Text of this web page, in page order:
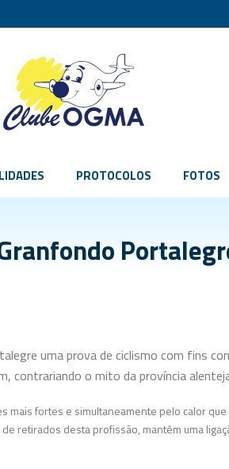
PROTOCOLOS FOTOS
uma prova de ciclismo com fins
contrariando o mito da província
fortes e simultaneamente pelo calor
retirados desta profissão, mantêm uma